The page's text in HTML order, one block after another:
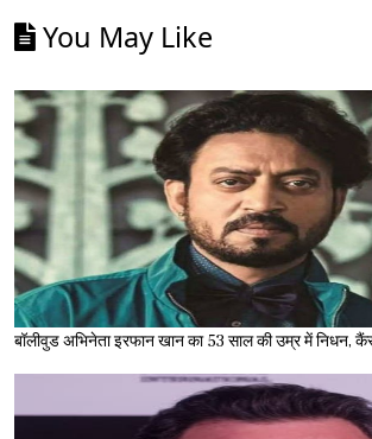
You May Like
बॉलीवुड अभिनेता इरफान खान का 53 साल की उम्र में निधन,